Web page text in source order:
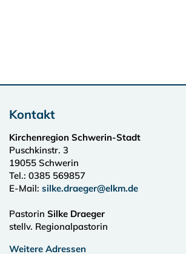
Kontakt
Kirchenregion Schwerin-Stadt
Puschkinstr. 3
19055 Schwerin
Tel.: 0385 569857
E-Mail: silke.draeger@elkm.de
Pastorin Silke Draeger
stellv. Regionalpastorin
Weitere Adressen